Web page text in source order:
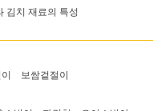
김치 재료의 특성
보쌈겉절이